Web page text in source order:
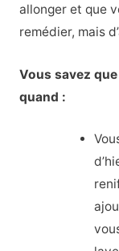
allonger et que
remédier, mais
Vous savez
quand :